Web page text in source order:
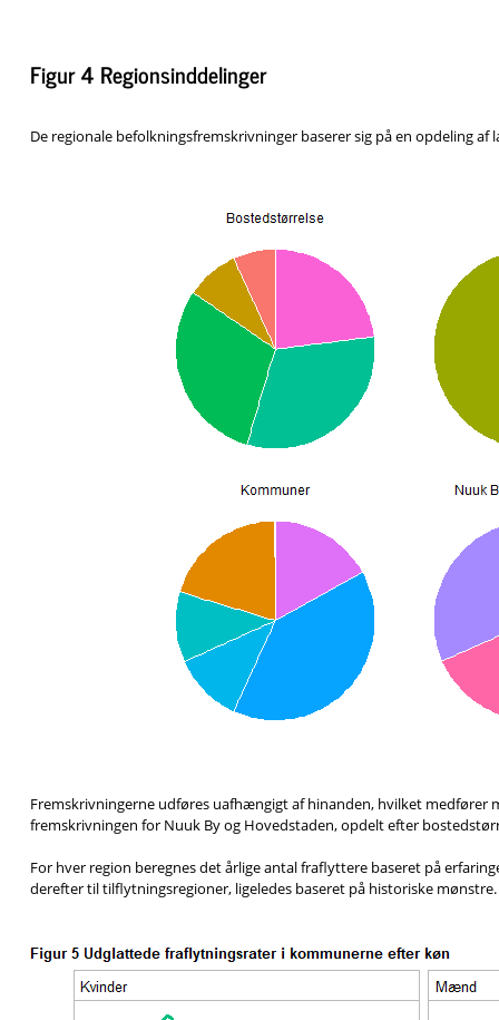
Figur 4 Regionsinddelinger
De regionale befolkningsfremskrivninger baserer sig på en opdeling af
Fremskrivningerne udføres uafhængigt af hinanden, hvilket medfører
fremskrivningen for Nuuk By og Hovedstaden, opdelt efter
For hver region beregnes det årlige antal fraflyttere baseret på
derefter til tilflytningsregioner, ligeledes baseret på historiske mønstre.